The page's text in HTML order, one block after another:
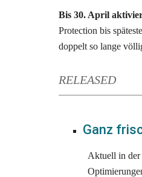
Bis 30. April
Protection bis
doppelt so lange
RELEASED
Ganz
Aktuell in der